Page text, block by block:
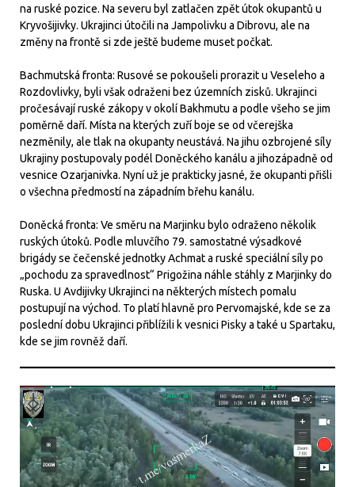
na ruské pozice. Na severu byl zatlačen zpět útok okupantů u
Kryvošijivky. Ukrajinci útočili na Jampolivku a Dibrovu, ale na
změny na frontě si zde ještě budeme muset počkat.
Bachmutská fronta: Rusové se pokoušeli prorazit u Veseleho a
Rozdovlivky, byli však odraženi bez územních zisků. Ukrajinci
pročesávají ruské zákopy v okolí Bakhmutu a podle všeho se jim
poměrně daří. Místa na kterých zuří boje se od včerejška
nezměnily, ale tlak na okupanty neustává. Na jihu ozbrojené síly
Ukrajiny postupovaly podél Doněckého kanálu a jihozápadně od
vesnice Ozarjanivka. Nyní už je prakticky jasné, že okupanti přišli
o všechna předmostí na západním břehu kanálu.
Doněcká fronta: Ve směru na Marjinku bylo odraženo několik
ruských útoků. Podle mluvčího 79. samostatné výsadkové
brigády se čečenské jednotky Achmat a ruské speciální síly po
„pochodu za spravedlnost“ Prigožina náhle stáhly z Marjinky do
Ruska. U Avdijivky Ukrajinci na některých místech pomalu
postupují na východ. To platí hlavně pro Pervomajské, kde se za
poslední dobu Ukrajinci přiblížili k vesnici Pisky a také u Spartaku,
kde se jim rovněž daří.